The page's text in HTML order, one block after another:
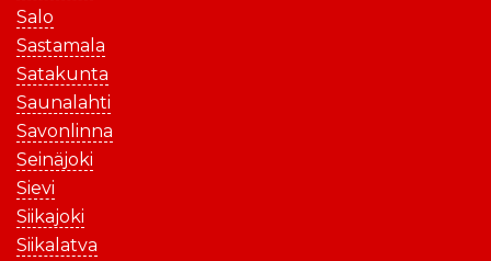
Salo
Sastamala
Satakunta
Saunalahti
Savonlinna
Seinäjoki
Sievi
Siikajoki
Siikalatva